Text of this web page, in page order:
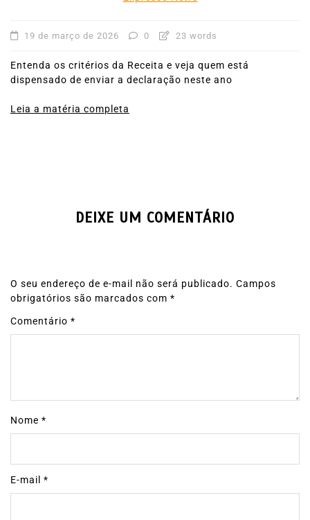
19 de março de 2026 0 23 words
Entenda os critérios da Receita e veja quem está
dispensado de enviar a declaração neste ano
Leia a matéria completa
DEIXE UM COMENTÁRIO
O seu endereço de e-mail não será publicado. Campos
obrigatórios são marcados com *
Comentário *
Nome *
E-mail *